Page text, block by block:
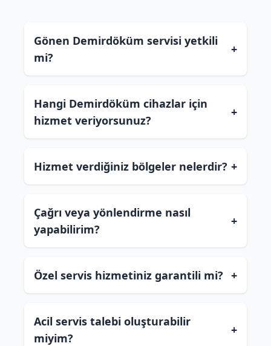
Gönen Demirdöküm servisi yetkili
mi?
+
Hangi Demirdöküm cihazlar için
hizmet veriyorsunuz?
+
Hizmet verdiğiniz bölgeler nelerdir? +
Çağrı veya yönlendirme nasıl
yapabilirim?
+
Özel servis hizmetiniz garantili mi? +
Acil servis talebi oluşturabilir
miyim?
+